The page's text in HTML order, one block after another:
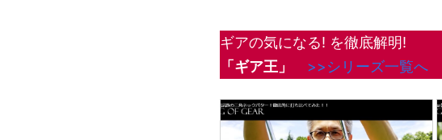
ギアの気になる! を徹底解明!
「ギア王」
>>シリーズ一覧へ